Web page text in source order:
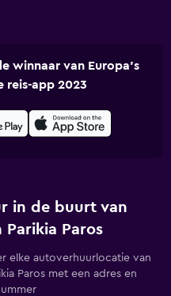
winnaar van Europa's
reis-app 2023
in de buurt van
Parikia Paros
elke autoverhuurlocatie van
Paros met een adres en